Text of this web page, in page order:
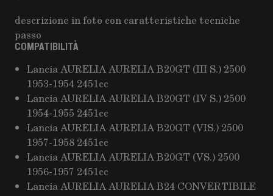
descrizione in foto con caratteristiche tecniche
passo
COMPATIBILITÀ
Lancia AURELIA AURELIA B20GT (III S.) 2500
1953-1954 2451cc
Lancia AURELIA AURELIA B20GT (IV S.) 2500
1954-1955 2451cc
Lancia AURELIA AURELIA B20GT (VIS.) 2500
1957-1958 2451cc
Lancia AURELIA AURELIA B20GT (VS.) 2500
1956-1957 2451cc
Lancia AURELIA AURELIA B24 CONVERTIBILE